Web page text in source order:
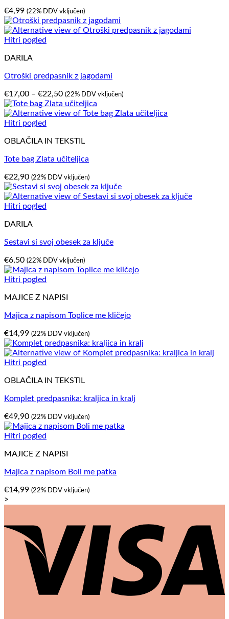
€4,99 (22% DDV vključen)
Hitri pogled
DARILA
Otroški predpasnik z jagodami
€17,00 – €22,50Cenovni
razpon:
od
€22,50
(22% DDV vključen)
Hitri pogled
OBLAČILA IN TEKSTIL
Tote bag Zlata učiteljica
€22,90 (22% DDV vključen)
Hitri pogled
DARILA
Sestavi si svoj obesek za ključe
€6,50 (22% DDV vključen)
Hitri pogled
MAJICE Z NAPISI
Majica z napisom Toplice me kličejo
€14,99 (22% DDV vključen)
Hitri pogled
OBLAČILA IN TEKSTIL
Komplet predpasnika: kraljica in kralj
€49,90 (22% DDV vključen)
Hitri pogled
MAJICE Z NAPISI
Majica z napisom Boli me patka
€14,99 (22% DDV vključen)
>